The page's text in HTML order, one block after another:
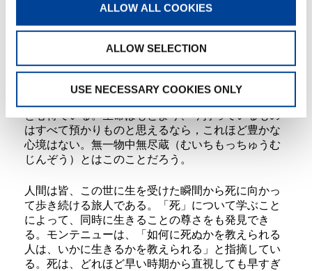
ALLOW ALL COOKIES
ALLOW SELECTION
USE NECESSARY COOKIES ONLY
け跡に立ったときのことは、いまだにまぶたに焼き
ついている。
私たちは、自分の「持つもの」が自分の所有を離れ
たとき、初めて「そのもの」の本体を知ることがで
きる。それ以来、この命は自分のものではなく、一
と心得ている。生命はもとより、今持っているもの
はすべて預かりものと思えるなら，これほど豊かな
心境はない。無一物中無尽蔵（むいちもっちゅうむ
じんぞう）とはこのことだろう。
人間は皆、この世に生を受けた瞬間から死に向かっ
て歩き続ける旅人である。「死」について学ぶこと
によって、同時に生きることの尊さをも発見でき
る。モンテニューは、「如何に死ぬかを教えられる
人は、いかに生きるかを教えられる」と指摘してい
る。死は、どれほど早い時期から直視しても早すぎ